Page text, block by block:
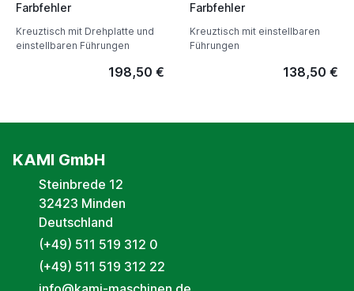
Farbfehler
Kreuztisch mit Drehplatte und
einstellbaren Führungen
198,50 €
Farbfehler
Kreuztisch mit einstellbaren
Führungen
138,50 €
KAMI GmbH
Steinbrede 12
32423 Minden
Deutschland
(+49) 511 519 312 0
(+49) 511 519 312 22